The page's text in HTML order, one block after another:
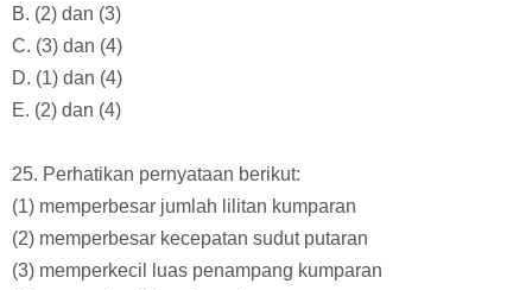
B. (2) dan (3)
C. (3) dan (4)
D. (1) dan (4)
E. (2) dan (4)
25. Perhatikan pernyataan berikut:
(1) memperbesar jumlah lilitan kumparan
(2) memperbesar kecepatan sudut putaran
(3) memperkecil luas penampang kumparan